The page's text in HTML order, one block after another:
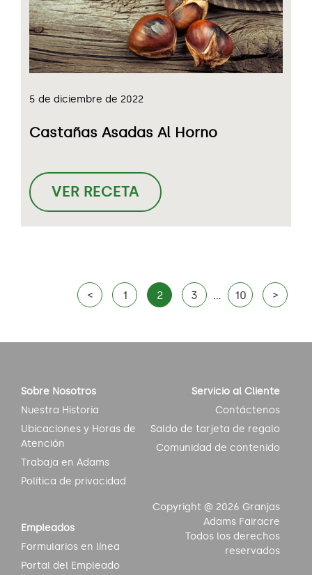
5 de diciembre de 2022
Castañas Asadas Al Horno
VER RECETA
Paginación
< 1 2 3 ... 10 >
Copyright @ 2026 Granjas
Adams Fairacre
Todos los derechos
reservados
Sobre Nosotros
Nuestra Historia
Ubicaciones y Horas de
Atención
Trabaja en Adams
Política de privacidad
Servicio al Cliente
Contáctenos
Saldo de tarjeta de regalo
Comunidad de contenido
Empleados
Formularios en línea
Portal del Empleado